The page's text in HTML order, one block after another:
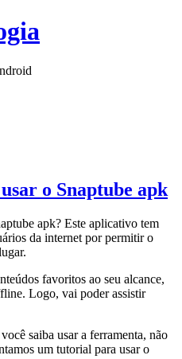
o Snaptube apk
apk? Este aplicativo tem
da internet por permitir o
favoritos ao seu alcance,
Logo, vai poder assistir
saiba usar a ferramenta, não
um tutorial para usar o